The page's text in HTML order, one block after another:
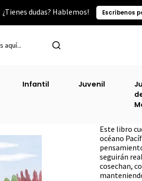
¿Tienes dudas? Hablemos! Escríbenos
Infantil Juvenil
Este libro
océano
seguirán
cosechan,